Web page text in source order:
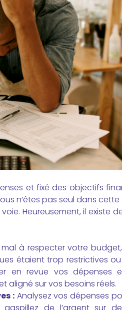
et fixé des objectifs
n’êtes pas seul dans
Heureusement, il existe
mal à respecter votre
étaient trop restrictives
en revue vos dépenses
aligné sur vos besoins réels.
:Analysez vos dépenses